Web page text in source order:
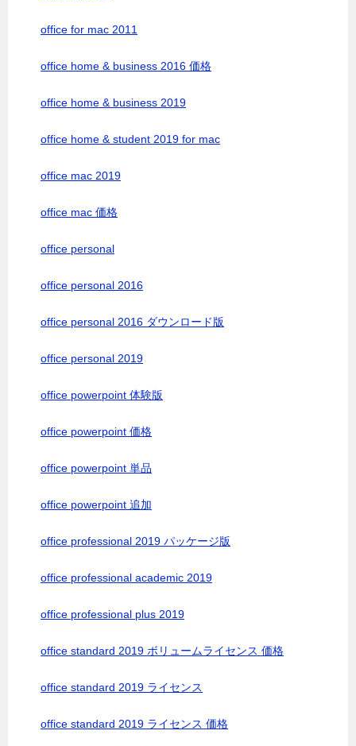
office for mac 2011
office home & business 2016 価格
office home & business 2019
office home & student 2019 for mac
office mac 2019
office mac 価格
office personal
office personal 2016
office personal 2016 ダウンロード版
office personal 2019
office powerpoint 体験版
office powerpoint 価格
office powerpoint 単品
office powerpoint 追加
office professional 2019 パッケージ版
office professional academic 2019
office professional plus 2019
office standard 2019 ボリュームライセンス 価格
office standard 2019 ライセンス
office standard 2019 ライセンス 価格